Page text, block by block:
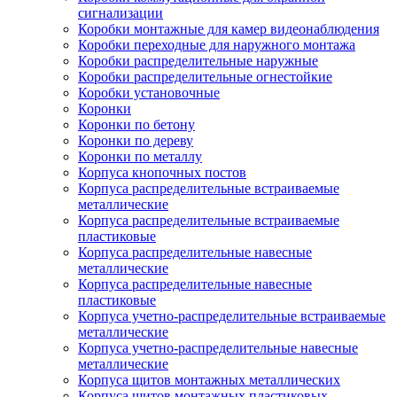
сигнализации
Коробки монтажные для камер видеонаблюдения
Коробки переходные для наружного монтажа
Коробки распределительные наружные
Коробки распределительные огнестойкие
Коробки установочные
Коронки
Коронки по бетону
Коронки по дереву
Коронки по металлу
Корпуса кнопочных постов
Корпуса распределительные встраиваемые
металлические
Корпуса распределительные встраиваемые
пластиковые
Корпуса распределительные навесные
металлические
Корпуса распределительные навесные
пластиковые
Корпуса учетно-распределительные встраиваемые
металлические
Корпуса учетно-распределительные навесные
металлические
Корпуса щитов монтажных металлических